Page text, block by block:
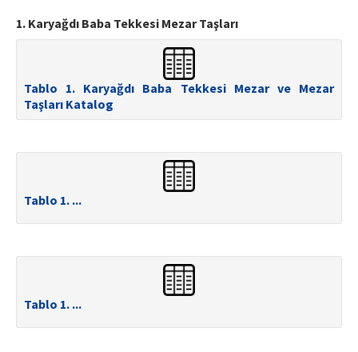
1. Karyağdı Baba Tekkesi Mezar Taşları
Tablo 1. Karyağdı Baba Tekkesi Mezar ve Mezar
Taşları Katalog
Tablo 1. ...
Tablo 1. ...